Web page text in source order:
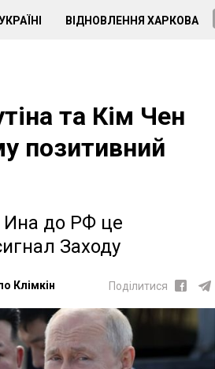
ВІДНОВЛЕННЯ ХАРКОВА
та Кім Чен
позитивний
Ина до РФ це
Заходу
Клімкін Поділитися